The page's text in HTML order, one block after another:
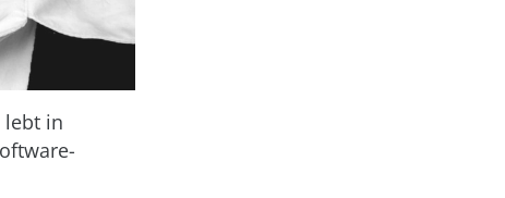
lebt in